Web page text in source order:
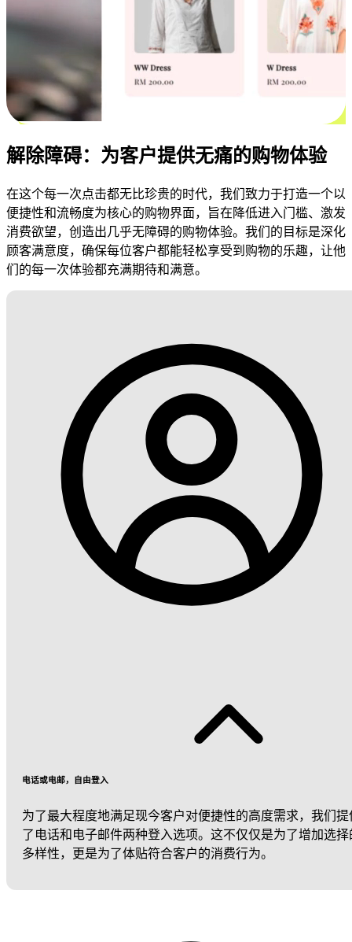
解除障碍：为客户提供无痛的购物体验
在这个每一次点击都无比珍贵的时代，我们致力于打造一个以
便捷性和流畅度为核心的购物界面，旨在降低进入门槛、激发
消费欲望，创造出几乎无障碍的购物体验。我们的目标是深化
顾客满意度，确保每位客户都能轻松享受到购物的乐趣，让他
们的每一次体验都充满期待和满意。
电话或电邮，自由登入
为了最大程度地满足现今客户对便捷性的高度需求，我们提
了电话和电子邮件两种登入选项。这不仅仅是为了增加选择
多样性，更是为了体贴符合客户的消费行为。